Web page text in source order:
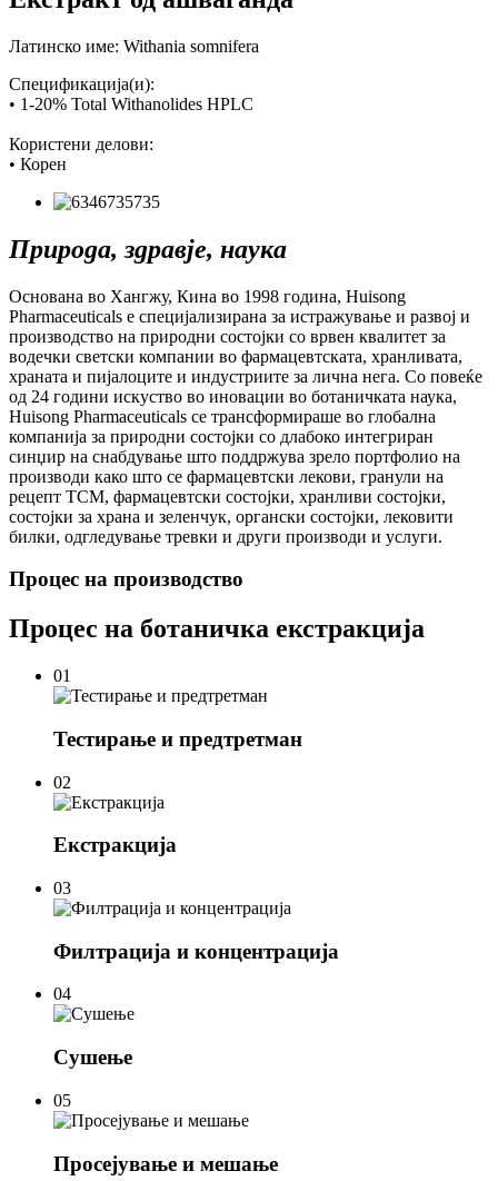
Латинско име: Withania somnifera
Спецификација(и):
• 1-20% Total Withanolides HPLC
Користени делови:
• Корен
Природа, здравје, наука
Основана во Хангжу, Кина во 1998 година, Huisong
Pharmaceuticals е специјализирана за истражување и развој и
производство на природни состојки со врвен квалитет за
водечки светски компании во фармацевтската, хранливата,
храната и пијалоците и индустриите за лична нега. Со повеќе
од 24 години искуство во иновации во ботаничката наука,
Huisong Pharmaceuticals се трансформираше во глобална
компанија за природни состојки со длабоко интегриран
синџир на снабдување што поддржува зрело портфолио на
производи како што се фармацевтски лекови, гранули на
рецепт TCM, фармацевтски состојки, хранливи состојки,
состојки за храна и зеленчук, органски состојки, лековити
билки, одгледување тревки и други производи и услуги.
Процес на производство
Процес на ботаничка екстракција
01
Тестирање и предтретман
02
Екстракција
03
Филтрација и концентрација
04
Сушење
05
Просејување и мешање